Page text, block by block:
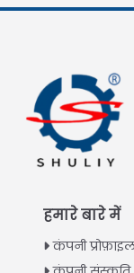
हमारे बारे में
कंपनी